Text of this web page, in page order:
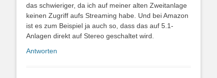
das schwieriger, da ich auf meiner alten Zweitanlage
keinen Zugriff aufs Streaming habe. Und bei Amazon
ist es zum Beispiel ja auch so, dass das auf 5.1-
Anlagen direkt auf Stereo geschaltet wird.
Antworten